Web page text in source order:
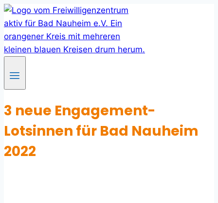
Skip
to
content
3 neue Engagement-
Lotsinnen für Bad Nauheim
2022